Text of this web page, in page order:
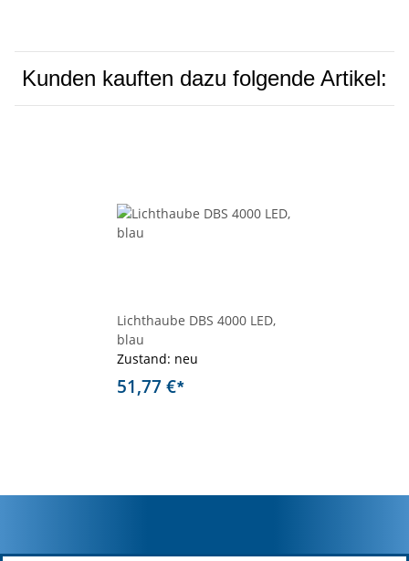
Kunden kauften dazu folgende Artikel:
Lichthaube DBS 4000 LED,
blau
Zustand: neu
51,77 €*